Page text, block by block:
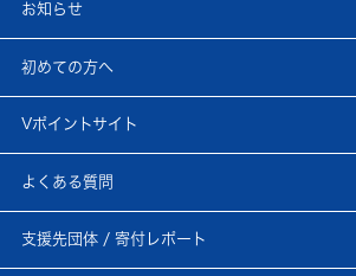
お知らせ
初めての方へ
Vポイントサイト
よくある質問
支援先団体 / 寄付レポート